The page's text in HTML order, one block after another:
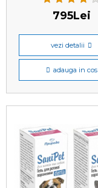
795Lei
vezi detalii
adauga in cos